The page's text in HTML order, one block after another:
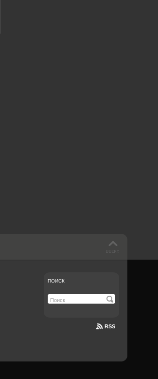
ПОИСК
RSS